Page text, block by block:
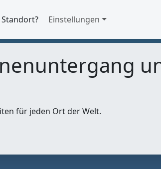
Standort? Einstellungen
für jeden Ort der Welt.